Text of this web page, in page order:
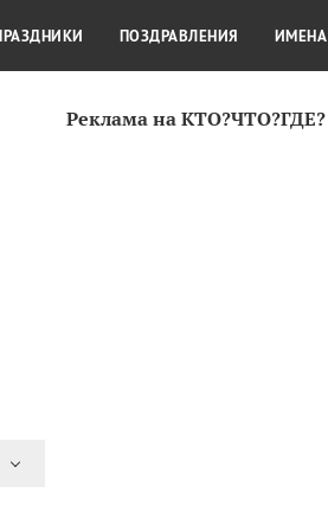
Реклама на КТО?ЧТО?ГДЕ?
КРАСОТА
ПОЗДРАВЛЕНИЯ ИМЕНА